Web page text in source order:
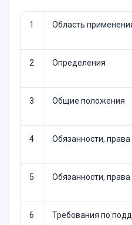
1 Область
2 Определения
3 Общие положения
4 Обязанности, права
5 Обязанности, права
6 Требования по